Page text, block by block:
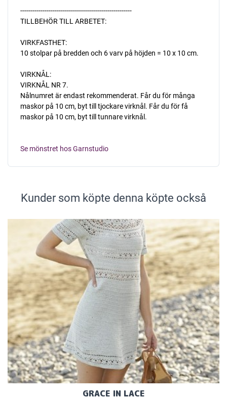
-------------------------------------------------------
TILLBEHÖR TILL ARBETET:
VIRKFASTHET:
10 stolpar på bredden och 6 varv på höjden = 10 x 10 cm.
VIRKNÅL:
VIRKNÅL NR 7.
Nålnumret är endast rekommenderat. Får du för många
maskor på 10 cm, byt till tjockare virknål. Får du för få
maskor på 10 cm, byt till tunnare virknål.
Se mönstret hos Garnstudio
Kunder som köpte denna köpte också
GRACE IN LACE